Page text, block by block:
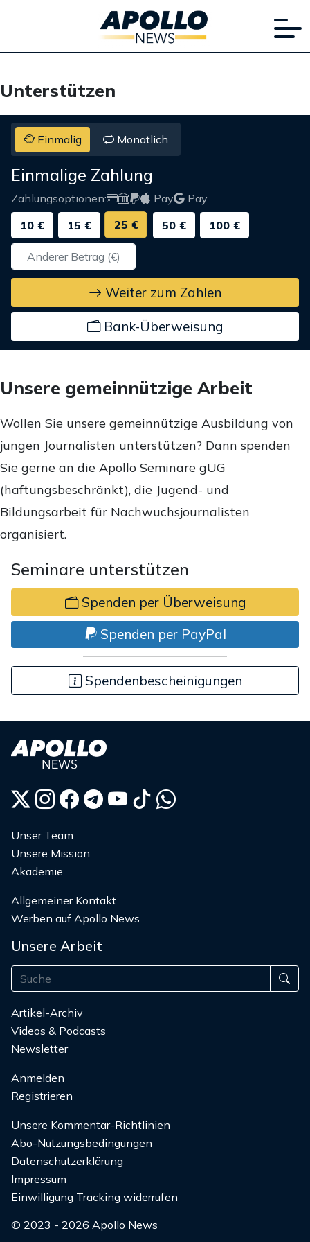
Unterstützen
Einmalig Monatlich
Einmalige Zahlung
Zahlungsoptionen: Pay
Pay
10 €
15 € 25 € 50 € 100 €
Weiter zum Zahlen
Bank-Überweisung
Unsere gemeinnützige Arbeit
Wollen Sie unsere gemeinnützige Ausbildung von
jungen Journalisten unterstützen? Dann spenden
Sie gerne an die Apollo Seminare gUG
(haftungsbeschränkt), die Jugend- und
Bildungsarbeit für Nachwuchsjournalisten
organisiert.
Seminare unterstützen
Spenden per Überweisung
Spenden per PayPal
Spendenbescheinigungen
Unser Team
Unsere Mission
Akademie
Allgemeiner Kontakt
Werben auf Apollo News
Unsere Arbeit
Artikel-Archiv
Videos & Podcasts
Newsletter
Anmelden
Registrieren
Unsere Kommentar-Richtlinien
Abo-Nutzungsbedingungen
Datenschutzerklärung
Impressum
Einwilligung Tracking widerrufen
© 2023 - 2026 Apollo News